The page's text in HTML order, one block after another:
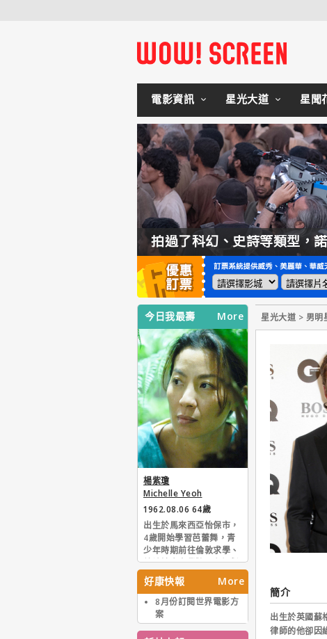
電影資訊 星光大道 星聞
拍過了科幻、史詩等類型，
今日我最壽 More
楊紫瓊
Michelle Yeoh
1962.08.06 64歲
出生於馬來西亞怡保市，
4歲開始學習芭蕾舞，青
少年時期前往倫敦求學、
就讀於皇家學院；在短暫
從事職業舞者後，楊紫瓊
接連拿下馬來西亞小姐與
澳洲墨爾本蒙巴小姐選美
冠軍頭銜。正式出道之前
曾與成龍合作商業廣告，
好康快報 More
8月份訂閱世界電影方
案
星光大道 > 男明
簡介
出生於英國蘇
律師的他卻因